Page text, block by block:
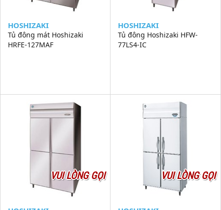
HOSHIZAKI
Tủ đông mát Hoshizaki
HRFE-127MAF
HOSHIZAKI
Tủ đông Hoshizaki HFW-
77LS4-IC
VUI LÒNG GỌI VUI LÒNG GỌI